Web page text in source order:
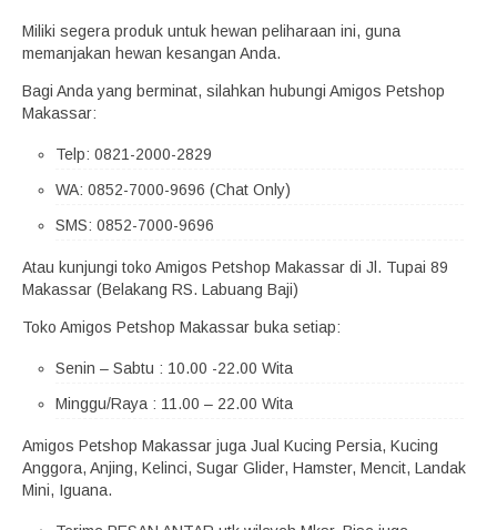
Miliki segera produk untuk hewan peliharaan ini, guna
memanjakan hewan kesangan Anda.
Bagi Anda yang berminat, silahkan hubungi Amigos Petshop
Makassar:
Telp: 0821-2000-2829
WA: 0852-7000-9696 (Chat Only)
SMS: 0852-7000-9696
Atau kunjungi toko Amigos Petshop Makassar di Jl. Tupai 89
Makassar (Belakang RS. Labuang Baji)
Toko Amigos Petshop Makassar buka setiap:
Senin – Sabtu : 10.00 -22.00 Wita
Minggu/Raya : 11.00 – 22.00 Wita
Amigos Petshop Makassar juga Jual Kucing Persia, Kucing
Anggora, Anjing, Kelinci, Sugar Glider, Hamster, Mencit, Landak
Mini, Iguana.